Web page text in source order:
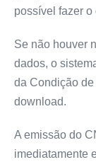
possível fazer
Se não houver
dados, o
da Condição
download.
A emissão do
imediatamente